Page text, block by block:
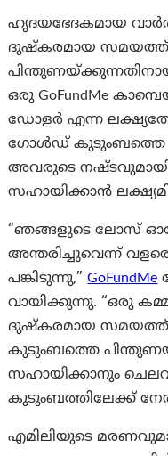
ഹൃദയഭേദകമായ
ദുഷ്‌കരമായ സമയത്ത്
ഒരു GoFundMe
ഡോളർ എന്ന
ഗോൾഡ് കുടുംബത്തെ
അവരുടെ നഷ്ടവുമായി
സഹായിക്കാൻ
“ഞങ്ങളുടെ ലോസ്
അന്തരിച്ചുവെന്ന്
പങ്കിടുന്നു,”GoFundMe
വായിക്കുന്നു. “ഒരു
ദുഷ്‌കരമായ സമയത്ത്
കുടുംബത്തെ
സഹായിക്കാനും
കുടുംബത്തിലേക്ക്
എമിലിയുടെ